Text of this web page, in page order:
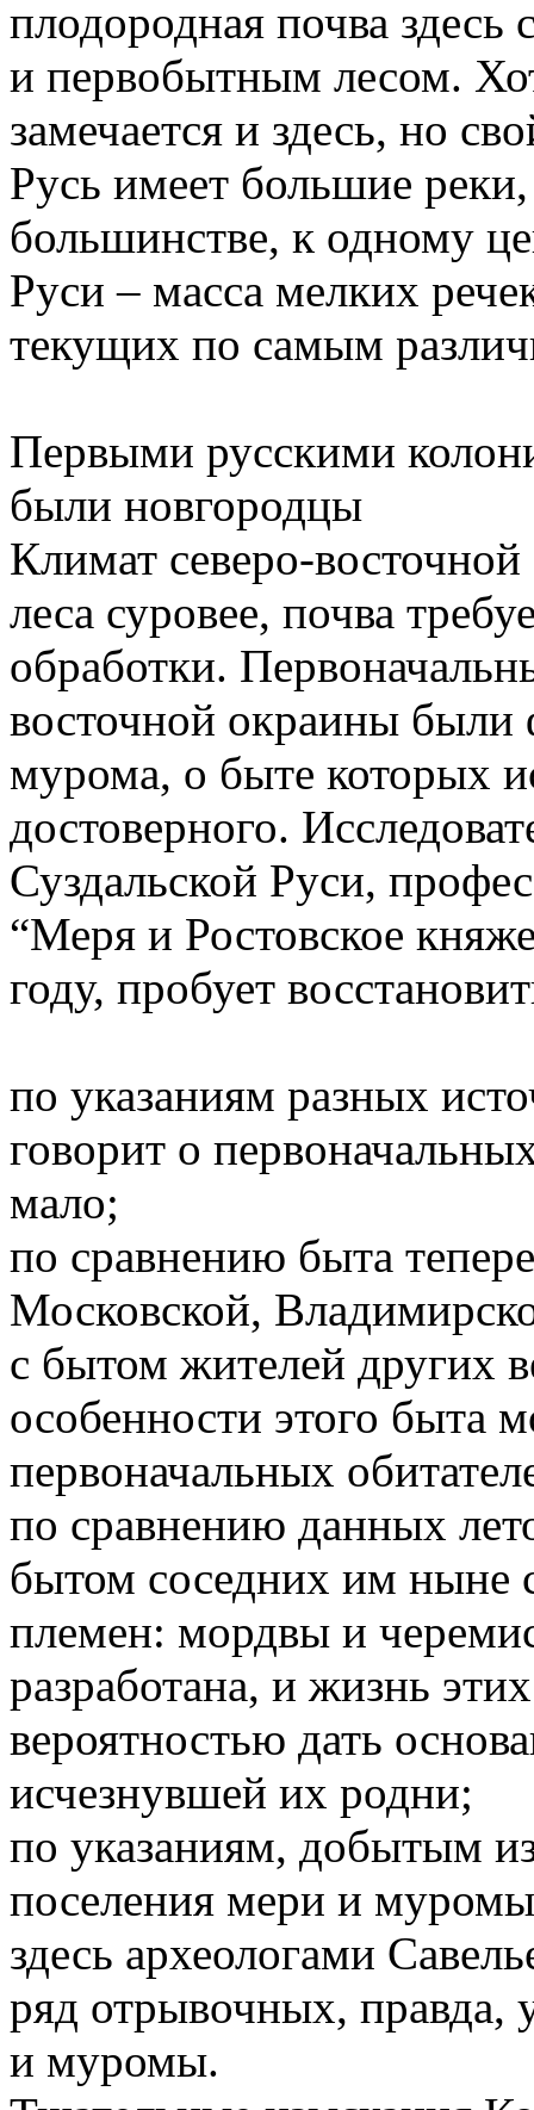
плодородная почва здесь
и первобытным лесом.
замечается и здесь, но
Русь имеет большие
большинстве, к одному
Руси – масса мелких
текущих по самым
Первыми русскими
были новгородцы
Климат северо-
леса суровее, почва
обработки.
восточной окраины были
мурома, о быте которых
достоверного.
Суздальской Руси,
“Меря и Ростовское
году, пробует
по указаниям разных
говорит о
мало;
по сравнению быта
Московской,
с бытом жителей других
особенности этого быта
первоначальных
по сравнению данных
бытом соседних им
племен: мордвы и
разработана, и жизнь
вероятностью дать
исчезнувшей их родни;
по указаниям, добытым
поселения мери и
здесь археологами
ряд отрывочных, правда,
и муромы.